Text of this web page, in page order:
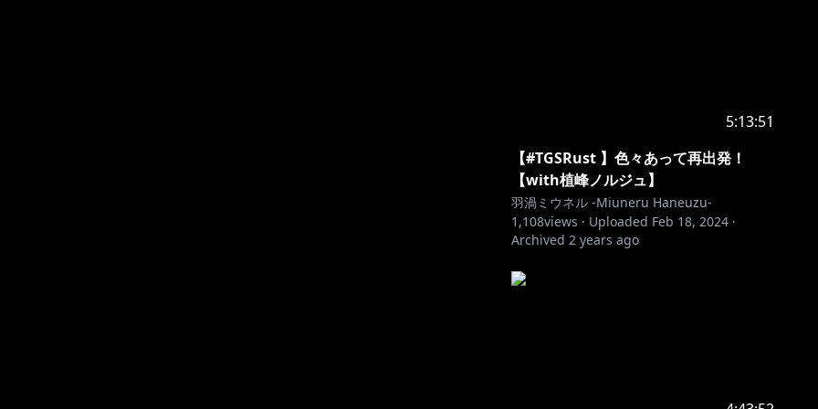
5:13:51
【#TGSRust 】色々あって再出発！
【with植峰ノルジュ】
羽渦ミウネル -Miuneru Haneuzu-
1,108views · Uploaded Feb 18, 2024 ·
Archived 2 years ago